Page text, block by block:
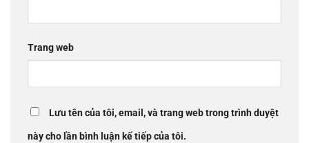
Trang web
Lưu tên của tôi, email, và trang web trong trình duyệt
này cho lần bình luận kế tiếp của tôi.